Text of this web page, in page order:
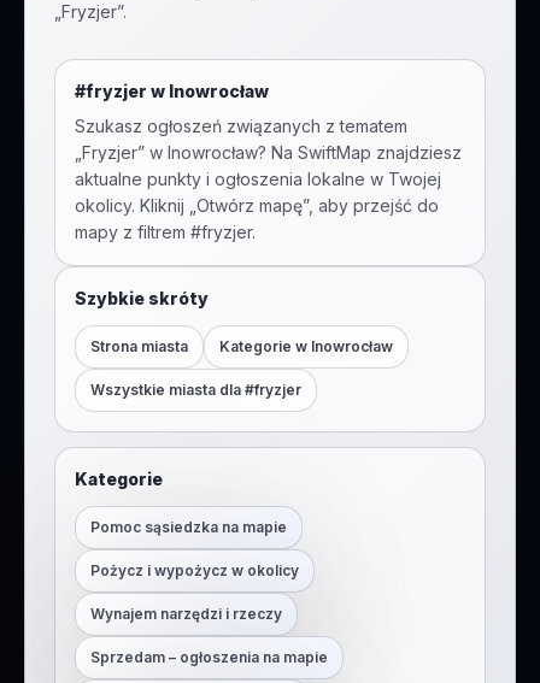
„Fryzjer”.
#fryzjer w Inowrocław
Szukasz ogłoszeń związanych z tematem
Fryzjer” w Inowrocław? Na SwiftMap znajdziesz
aktualne punkty i ogłoszenia lokalne w Twojej
okolicy. Kliknij „Otwórz mapę”, aby przejść do
mapy z filtrem #fryzjer.
Szybkie skróty
Strona miasta Kategorie w Inowrocław
Wszystkie miasta dla #fryzjer
Kategorie
Pomoc sąsiedzka na mapie
Pożycz i wypożycz w okolicy
Wynajem narzędzi i rzeczy
Sprzedam – ogłoszenia na mapie